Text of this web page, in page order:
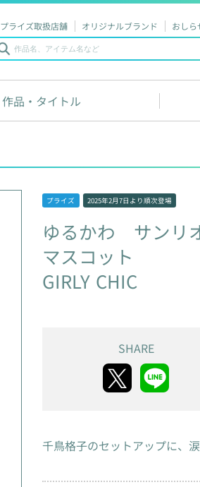
プライズ取扱店舗 オリジナルブランド おしら
作品・タイトル
プライズ 2025年2月7日 より順次登場
ゆるかわ
サンリ
マスコット
GIRLY CHIC
SHARE
千鳥格子のセットアップに、